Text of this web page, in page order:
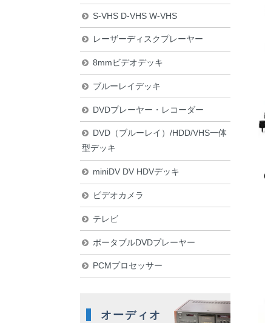
S-VHS D-VHS W-VHS
レーザーディスクプレーヤー
8mmビデオデッキ
ブルーレイデッキ
DVDプレーヤー・レコーダー
DVD（ブルーレイ）/HDD/VHS一体
型デッキ
miniDV DV HDVデッキ
ビデオカメラ
テレビ
ポータブルDVDプレーヤー
PCMプロセッサー
オーディオ